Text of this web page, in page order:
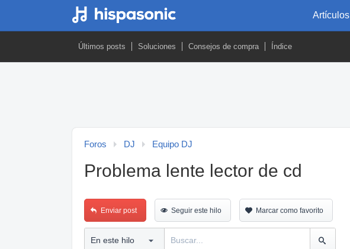
Artículos
Últimos posts Soluciones Consejos de compra Índice
Foros DJ Equipo DJ
Problema lente lector de cd
Enviar post Seguir este hilo Marcar como favorito